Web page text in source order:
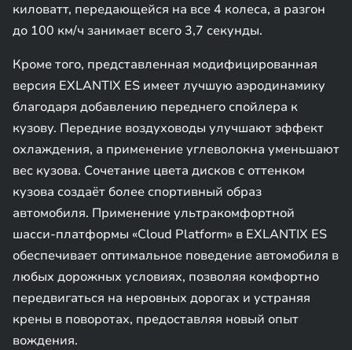
киловатт, передающейся на все 4 колеса, а разгон
до 100 км/ч занимает всего 3,7 секунды.
Кроме того, представленная модифицированная
версия EXLANTIX ES имеет лучшую аэродинамику
благодаря добавлению переднего спойлера к
кузову. Передние воздуховоды улучшают эффект
охлаждения, а применение углеволокна уменьшают
вес кузова. Сочетание цвета дисков с оттенком
кузова создаёт более спортивный образ
автомобиля. Применение ультракомфортной
шасси-платформы «Cloud Platform» в EXLANTIX ES
обеспечивает оптимальное поведение автомобиля в
любых дорожных условиях, позволяя комфортно
передвигаться на неровных дорогах и устраняя
крены в поворотах, предоставляя новый опыт
вождения.